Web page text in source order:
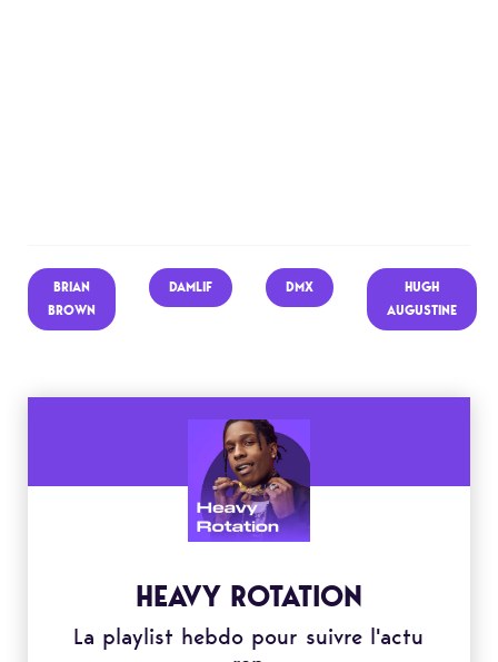
BRIAN
BROWN
DAMLIF DMX
HUGH
AUGUSTINE
HEAVY ROTATION
La playlist hebdo pour suivre l'actu